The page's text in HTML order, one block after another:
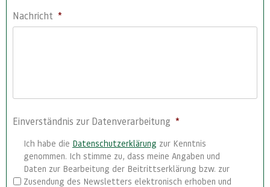
Nachricht *
Einverständnis zur Datenverarbeitung *
Ich habe die Datenschutzerklärung zur Kenntnis
genommen. Ich stimme zu, dass meine Angaben und
Daten zur Bearbeitung der Beitrittserklärung bzw. zur
Zusendung des Newsletters elektronisch erhoben und